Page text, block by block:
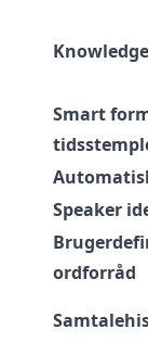
Smart
Speaker
ordforråd